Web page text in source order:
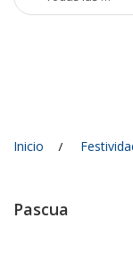
Inicio
Pascua